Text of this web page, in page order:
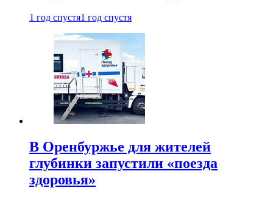
1 год спустя1 год спустя
В Оренбуржье для жителей
глубинки запустили «поезда
здоровья»